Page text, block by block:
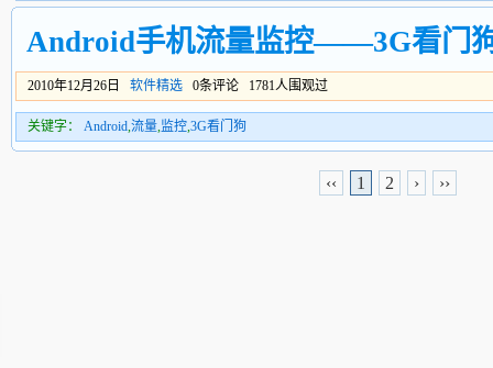
Android手机流量监控——3G看门
2010年12月26日 软件精选 0条评论 1781人围观过
关键字： Android,流量,监控,3G看门狗
‹‹ 1 2 › ››